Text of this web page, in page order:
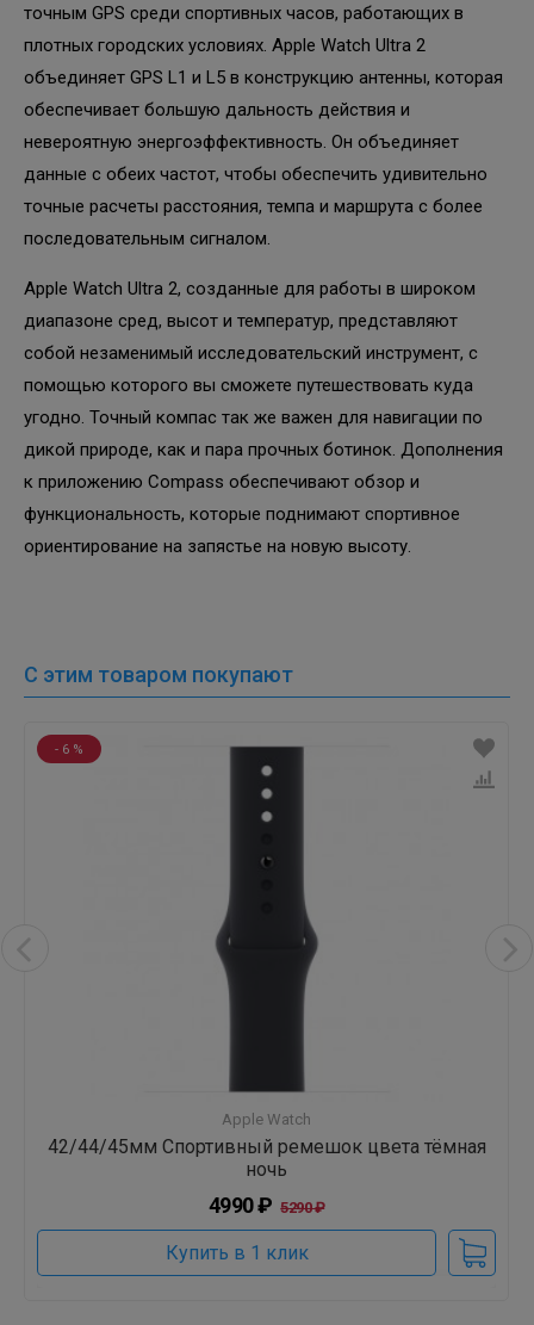
точным GPS среди спортивных часов, работающих в
плотных городских условиях. Apple Watch Ultra 2
объединяет GPS L1 и L5 в конструкцию антенны, которая
обеспечивает большую дальность действия и
невероятную энергоэффективность. Он объединяет
данные с обеих частот, чтобы обеспечить удивительно
точные расчеты расстояния, темпа и маршрута с более
последовательным сигналом.
Apple Watch Ultra 2, созданные для работы в широком
диапазоне сред, высот и температур, представляют
собой незаменимый исследовательский инструмент, с
помощью которого вы сможете путешествовать куда
угодно. Точный компас так же важен для навигации по
дикой природе, как и пара прочных ботинок. Дополнения
к приложению Compass обеспечивают обзор и
функциональность, которые поднимают спортивное
ориентирование на запястье на новую высоту.
С этим товаром покупают
- 6 %
Apple Watch
42/44/45мм Спортивный ремешок цвета тёмная
ночь
4990 ₽ 5290 ₽
Купить в 1 клик